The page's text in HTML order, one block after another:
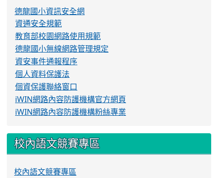
德龍國小資訊安全網
資通安全規範
教育部校園網路使用規範
德龍國小無線網路管理規定
資安事件通報程序
個人資料保護法
個資保護聯絡窗口
iWIN網路內容防護機構官方網頁
iWIN網路內容防護機構粉絲專業
校內語文競賽專區
校內語文競賽專區